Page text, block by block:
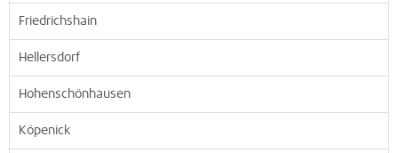
Friedrichshain
Hellersdorf
Hohenschönhausen
Köpenick